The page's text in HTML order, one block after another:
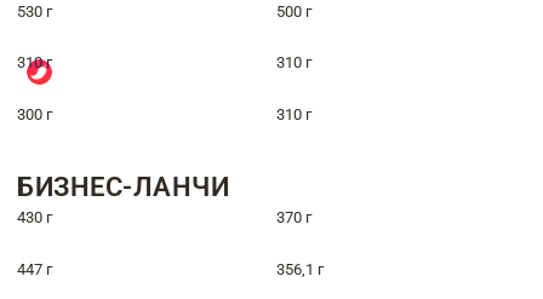
530 г 500 г
310 г 310 г
300 г 310 г
БИЗНЕС-ЛАНЧИ
430 г 370 г
447 г 356,1 г